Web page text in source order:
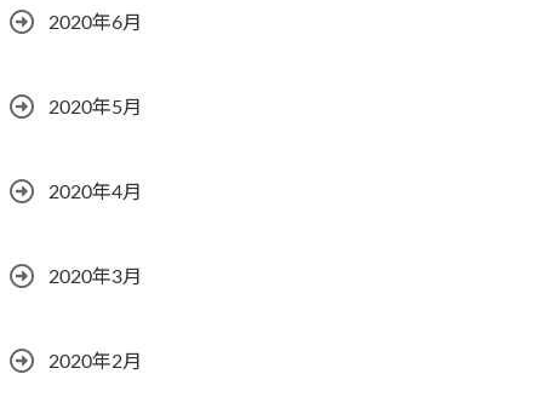
2020年6月
2020年5月
2020年4月
2020年3月
2020年2月